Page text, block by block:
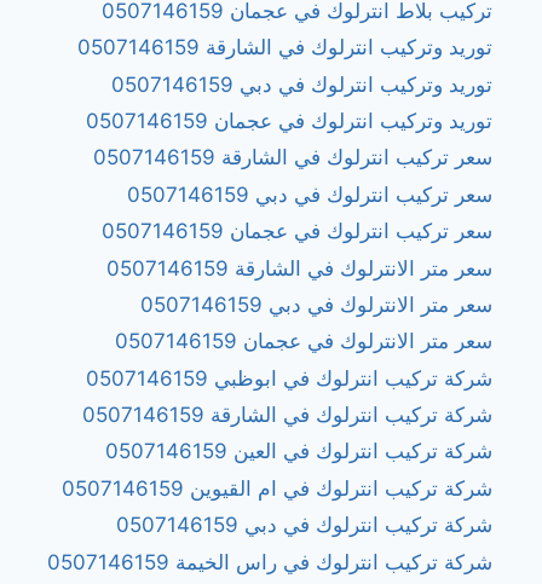
تركيب بلاط انترلوك في عجمان 0507146159
توريد وتركيب انترلوك في الشارقة 0507146159
توريد وتركيب انترلوك في دبي 0507146159
توريد وتركيب انترلوك في عجمان 0507146159
سعر تركيب انترلوك في الشارقة 0507146159
سعر تركيب انترلوك في دبي 0507146159
سعر تركيب انترلوك في عجمان 0507146159
سعر متر الانترلوك في الشارقة 0507146159
سعر متر الانترلوك في دبي 0507146159
سعر متر الانترلوك في عجمان 0507146159
شركة تركيب انترلوك في ابوظبي 0507146159
شركة تركيب انترلوك في الشارقة 0507146159
شركة تركيب انترلوك في العين 0507146159
شركة تركيب انترلوك في ام القيوين 0507146159
شركة تركيب انترلوك في دبي 0507146159
شركة تركيب انترلوك في راس الخيمة 0507146159